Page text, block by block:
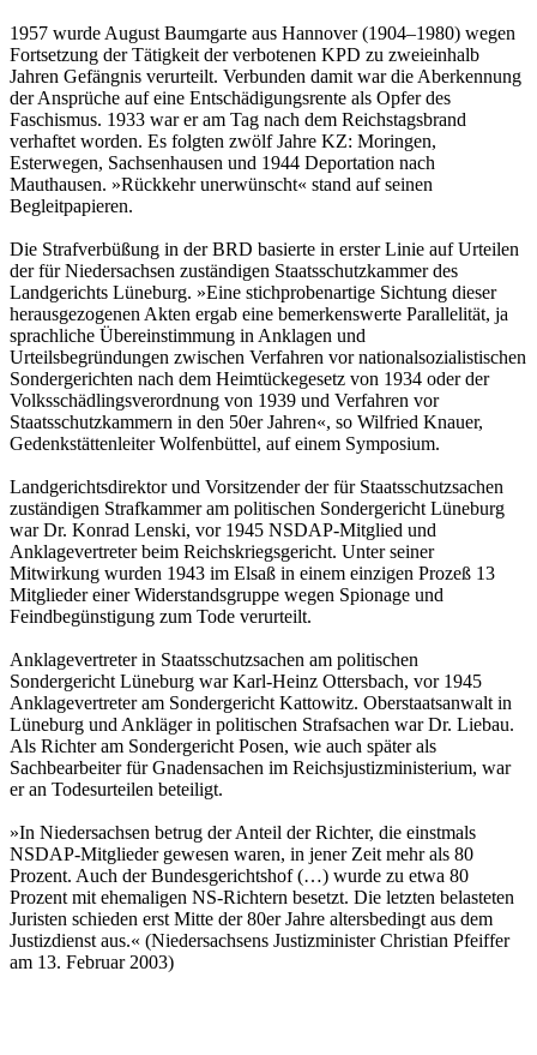
1957 wurde August Baumgarte aus Hannover (1904–1980) wegen
Fortsetzung der Tätigkeit der verbotenen KPD zu zweieinhalb
Jahren Gefängnis verurteilt. Verbunden damit war die Aberkennung
der Ansprüche auf eine Entschädigungsrente als Opfer des
Faschismus. 1933 war er am Tag nach dem Reichstagsbrand
verhaftet worden. Es folgten zwölf Jahre KZ: Moringen,
Esterwegen, Sachsenhausen und 1944 Deportation nach
Mauthausen. »Rückkehr unerwünscht« stand auf seinen
Begleitpapieren.
Die Strafverbüßung in der BRD basierte in erster Linie auf Urteilen
der für Niedersachsen zuständigen Staatsschutzkammer des
Landgerichts Lüneburg. »Eine stichprobenartige Sichtung dieser
herausgezogenen Akten ergab eine bemerkenswerte Parallelität, ja
sprachliche Übereinstimmung in Anklagen und
Urteilsbegründungen zwischen Verfahren vor nationalsozialistischen
Sondergerichten nach dem Heimtückegesetz von 1934 oder der
Volksschädlingsverordnung von 1939 und Verfahren vor
Staatsschutzkammern in den 50er Jahren«, so Wilfried Knauer,
Gedenkstättenleiter Wolfenbüttel, auf einem Symposium.
Landgerichtsdirektor und Vorsitzender der für Staatsschutzsachen
zuständigen Strafkammer am politischen Sondergericht Lüneburg
war Dr. Konrad Lenski, vor 1945 NSDAP-Mitglied und
Anklagevertreter beim Reichskriegsgericht. Unter seiner
Mitwirkung wurden 1943 im Elsaß in einem einzigen Prozeß 13
Mitglieder einer Widerstandsgruppe wegen Spionage und
Feindbegünstigung zum Tode verurteilt.
Anklagevertreter in Staatsschutzsachen am politischen
Sondergericht Lüneburg war Karl-Heinz Ottersbach, vor 1945
Anklagevertreter am Sondergericht Kattowitz. Oberstaatsanwalt in
Lüneburg und Ankläger in politischen Strafsachen war Dr. Liebau.
Als Richter am Sondergericht Posen, wie auch später als
Sachbearbeiter für Gnadensachen im Reichsjustizministerium, war
er an Todesurteilen beteiligt.
»In Niedersachsen betrug der Anteil der Richter, die einstmals
NSDAP-Mitglieder gewesen waren, in jener Zeit mehr als 80
Prozent. Auch der Bundesgerichtshof (…) wurde zu etwa 80
Prozent mit ehemaligen NS-Richtern besetzt. Die letzten belasteten
Juristen schieden erst Mitte der 80er Jahre altersbedingt aus dem
Justizdienst aus.« (Niedersachsens Justizminister Christian Pfeiffer
am 13. Februar 2003)